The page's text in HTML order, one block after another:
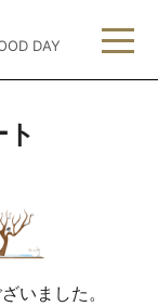
DAY
いました。